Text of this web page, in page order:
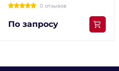
0 отзывов
По запросу